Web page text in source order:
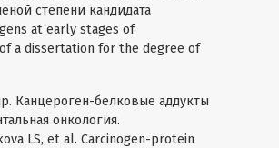
степени кандидата
at early stages of
a dissertation for the degree of
Канцероген-белковые аддукты
онкология.
LS, et al. Carcinogen-protein